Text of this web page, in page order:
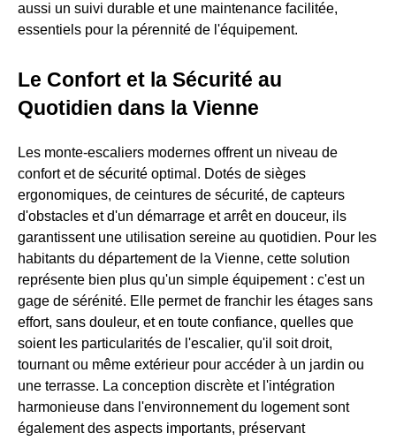
aussi un suivi durable et une maintenance facilitée,
essentiels pour la pérennité de l'équipement.
Le Confort et la Sécurité au
Quotidien dans la Vienne
Les monte-escaliers modernes offrent un niveau de
confort et de sécurité optimal. Dotés de sièges
ergonomiques, de ceintures de sécurité, de capteurs
d'obstacles et d'un démarrage et arrêt en douceur, ils
garantissent une utilisation sereine au quotidien. Pour les
habitants du département de la Vienne, cette solution
représente bien plus qu'un simple équipement : c'est un
gage de sérénité. Elle permet de franchir les étages sans
effort, sans douleur, et en toute confiance, quelles que
soient les particularités de l'escalier, qu'il soit droit,
tournant ou même extérieur pour accéder à un jardin ou
une terrasse. La conception discrète et l'intégration
harmonieuse dans l'environnement du logement sont
également des aspects importants, préservant